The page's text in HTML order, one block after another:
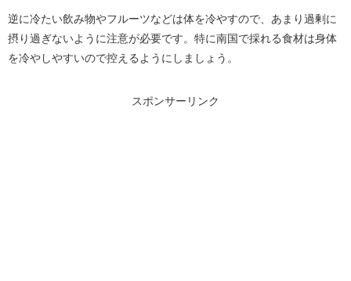
逆に冷たい飲み物やフルーツなどは体を冷やすので、あまり過剰に
摂り過ぎないように注意が必要です。特に南国で採れる食材は身体
を冷やしやすいので控えるようにしましょう。
スポンサーリンク